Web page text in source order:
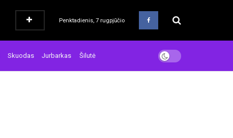
Penktadienis, 7 rugpjūčio
Skuodas Jurbarkas Šilutė